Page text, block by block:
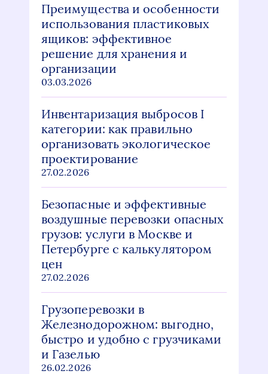
Преимущества и особенности
использования пластиковых
ящиков: эффективное
решение для хранения и
организации
03.03.2026
Инвентаризация выбросов I
категории: как правильно
организовать экологическое
проектирование
27.02.2026
Безопасные и эффективные
воздушные перевозки опасных
грузов: услуги в Москве и
Петербурге с калькулятором
цен
27.02.2026
Грузоперевозки в
Железнодорожном: выгодно,
быстро и удобно с грузчиками
и Газелью
26.02.2026